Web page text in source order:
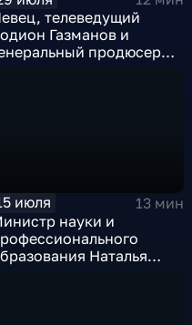
телеведущий
Газманов и
продюсер
июля
13 мин
науки и
Наталья